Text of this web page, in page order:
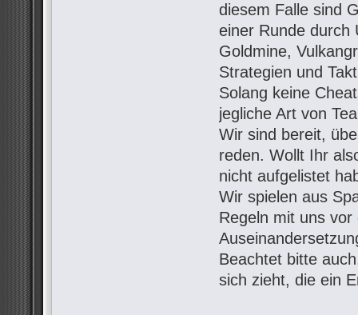
diesem Falle sind
einer Runde durch
Goldmine,
Strategien und
Solang keine
jegliche Art von
Wir sind bereit,
reden. Wollt Ihr
nicht aufgelistet
Wir spielen aus
Regeln mit uns
Beachtet bitte
sich zieht, die ein